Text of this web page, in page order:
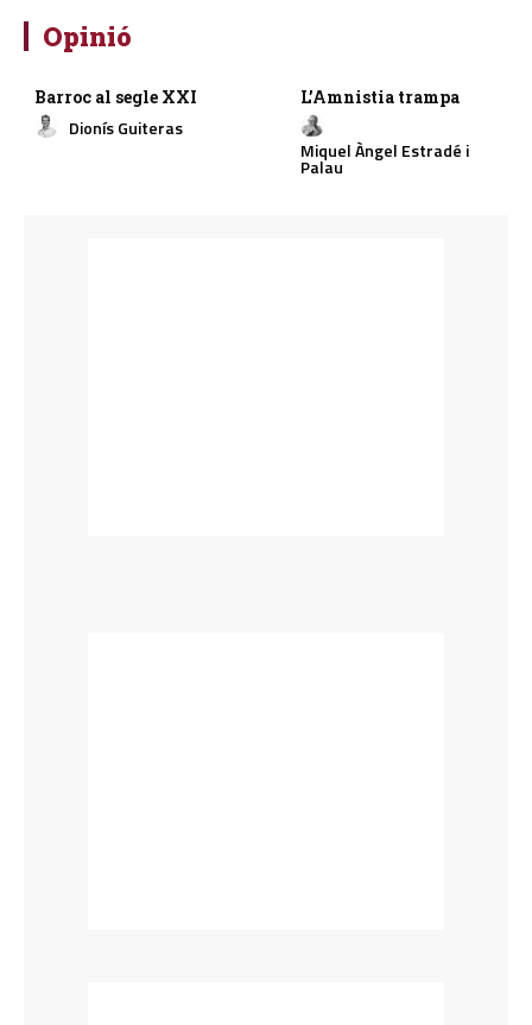
Opinió
Barroc al segle XXI
Dionís Guiteras
L’Amnistia trampa
Miquel Àngel Estradé i
Palau